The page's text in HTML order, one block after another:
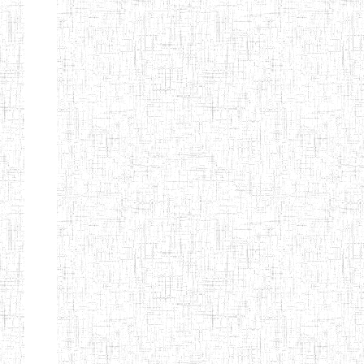
Etablissements
d'enseignement
secondaire
technique
et
professionnel
ESTP
Etablissements